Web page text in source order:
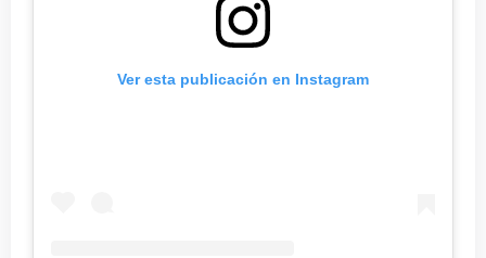
Ver esta publicación en Instagram